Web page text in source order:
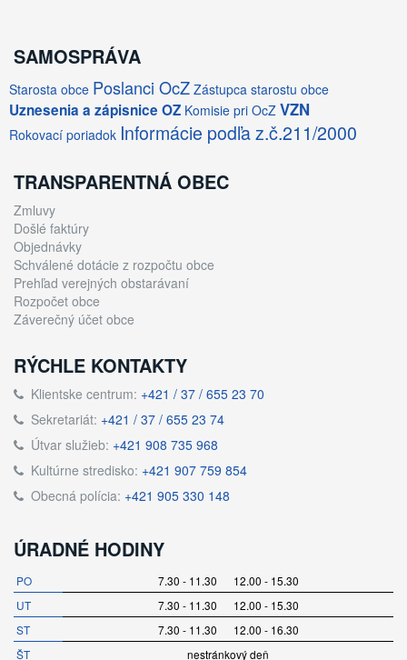
SAMOSPRÁVA
Starosta obce Poslanci OcZ Zástupca starostu obce
Uznesenia a zápisnice OZ Komisie pri OcZ VZN
Rokovací poriadok Informácie podľa z.č.211/2000
TRANSPARENTNÁ OBEC
Zmluvy
Došlé faktúry
Objednávky
Schválené dotácie z rozpočtu obce
Prehľad verejných obstarávaní
Rozpočet obce
Záverečný účet obce
RÝCHLE KONTAKTY
Klientske centrum: +421 / 37 / 655 23 70
Sekretariát: +421 / 37 / 655 23 74
Útvar služieb: +421 908 735 968
Kultúrne stredisko: +421 907 759 854
Obecná polícia: +421 905 330 148
ÚRADNÉ HODINY
PO
7.30 - 11.30 12.00 - 15.30
UT
7.30 - 11.30 12.00 - 15.30
ST
7.30 - 11.30 12.00 - 16.30
ŠT
nestránkový deň